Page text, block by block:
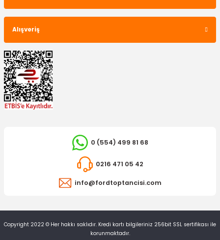
Alışveriş
0 (554) 499 81 68
0216 471 05 42
info@fordtoptancisi.com
Copyright 2022 © Her hakkı saklıdır. Kredi kartı bilgileriniz 256bit SSL sertifikası ile
korunmaktadır.